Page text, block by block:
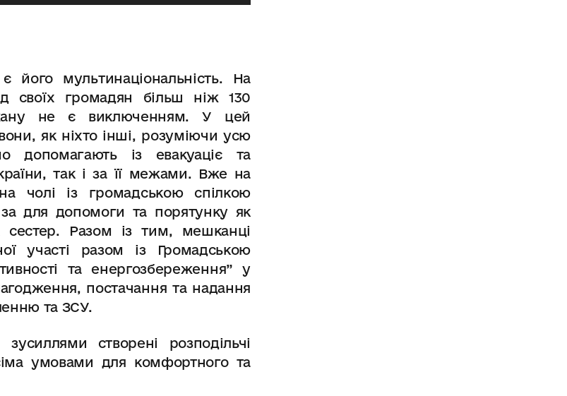
його мультинаціональність. На
своїх громадян більш ніж 130
не є виключенням. У цей
як ніхто інші, розуміючи усю
із евакуаціє та
так і за її межами. Вже на
чолі із громадською спілкою
для допомоги та порятунку як
сестер. Разом із тим, мешканці
участі разом із Громадською
та енергозбереження” у
постачання та надання
та ЗСУ.
створені розподільчі
умовами для комфортного та